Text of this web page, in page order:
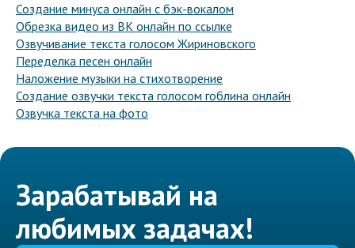
Создание минуса онлайн с бэк-вокалом
Обрезка видео из ВК онлайн по ссылке
Озвучивание текста голосом Жириновского
Переделка песен онлайн
Наложение музыки на стихотворение
Создание озвучки текста голосом гоблина онлайн
Озвучка текста на фото
Зарабатывай на
любимых задачах!